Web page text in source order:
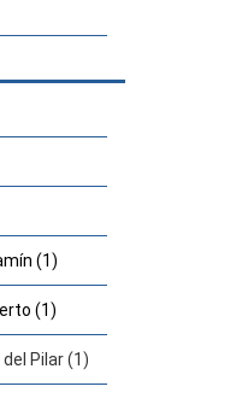
(1)
(1)
Pilar (1)